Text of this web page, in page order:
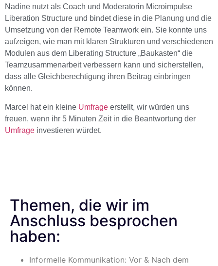
Nadine nutzt als Coach und Moderatorin Microimpulse
Liberation Structure und bindet diese in die Planung und die
Umsetzung von der Remote Teamwork ein. Sie konnte uns
aufzeigen, wie man mit klaren Strukturen und verschiedenen
Modulen aus dem Liberating Structure „Baukasten“ die
Teamzusammenarbeit verbessern kann und sicherstellen,
dass alle Gleichberechtigung ihren Beitrag einbringen
können.
Marcel hat ein kleine Umfrage erstellt, wir würden uns
freuen, wenn ihr 5 Minuten Zeit in die Beantwortung der
Umfrage investieren würdet.
Themen, die wir im
Anschluss besprochen
haben:
Informelle Kommunikation: Vor & Nach dem